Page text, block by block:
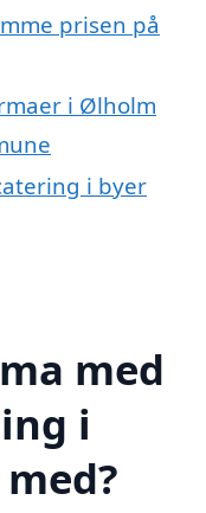
prisen på
i Ølholm
i byer
med
i